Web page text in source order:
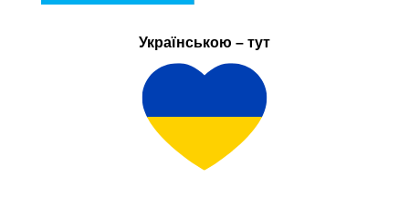
Українською – тут